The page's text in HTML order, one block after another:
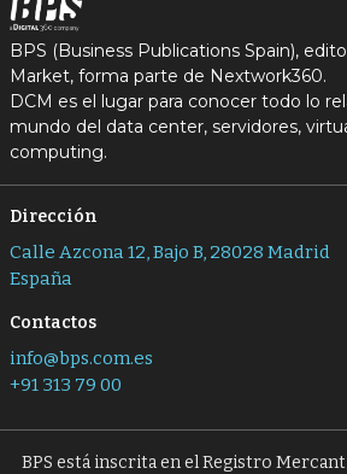
BPS (Business Publications Spain),
Market, forma parte de Nextwork360.
DCM es el lugar para conocer todo lo
mundo del data center, servidores,
computing.
Dirección
Calle Azcona 12, Bajo B, 28028 Madrid
España
Contactos
info@bps.com.es
+91 313 79 00
BPS está inscrita en el Registro